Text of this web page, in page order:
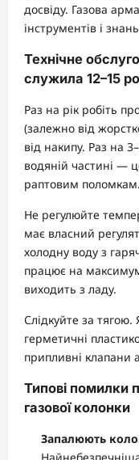
досвіду. Газова
інструментів і
Технічне
служила 12–15
Раз на рік робіть
(залежно від
від накипу. Раз на
водяній частині —
раптовим поломкам.
Не регулюйте
має власний
холодну воду з
працює на
виходить з ладу.
Слідкуйте за
герметичні
припливні клапани
Типові помилки
газової колонки
Запалюють